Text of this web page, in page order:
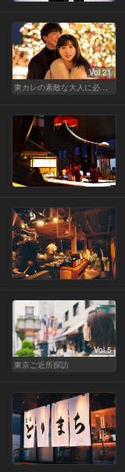
Vol.21
東カレの素敵な大人に必要なこと
Vol.5
東京ご近所探訪